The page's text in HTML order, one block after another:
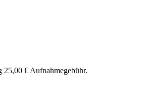
€ Aufnahmegebühr.